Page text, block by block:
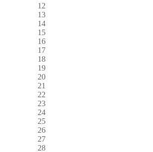
12
13
14
15
16
17
18
19
20
21
22
23
24
25
26
27
28